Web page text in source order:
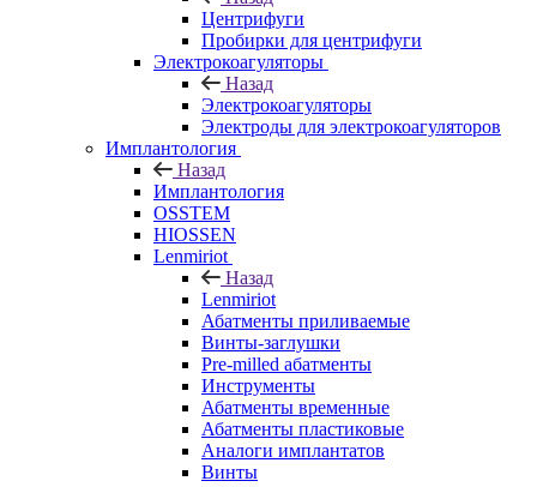
Центрифуги
Пробирки для центрифуги
Электрокоагуляторы
Назад
Электрокоагуляторы
Электроды для электрокоагуляторов
Имплантология
Назад
Имплантология
OSSTEM
HIOSSEN
Lenmiriot
Назад
Lenmiriot
Абатменты приливаемые
Винты-заглушки
Pre-milled абатменты
Инструменты
Абатменты временные
Абатменты пластиковые
Аналоги имплантатов
Винты